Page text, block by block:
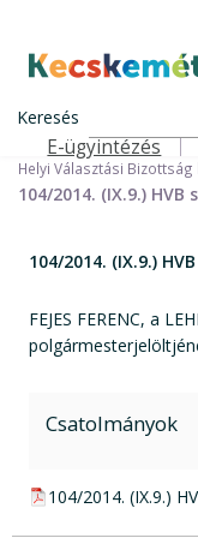
tartalomra
Kecskemét
Keresés
Felső navigáció
E-ügyintézés
Helyi önkormányzati
Helyi Választási
Helyi Választási
104/2014. (IX.9.)
104/2014. (IX.9.)
FEJES FERENC, a
Csatolmányok
pdf csatolmány:
104/2014. (IX.9.)